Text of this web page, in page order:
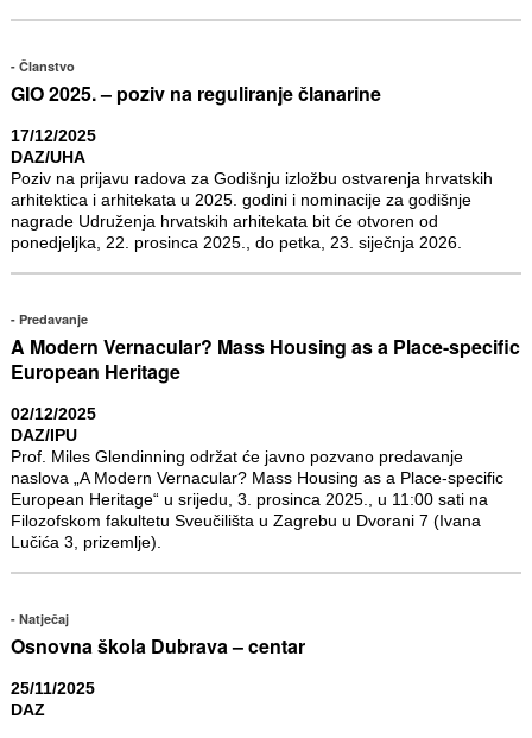
Članstvo
GIO 2025. – poziv na reguliranje članarine
17/12/2025
DAZ/UHA
Poziv na prijavu radova za Godišnju izložbu ostvarenja hrvatskih
arhitektica i arhitekata u 2025. godini i nominacije za godišnje
nagrade Udruženja hrvatskih arhitekata bit će otvoren od
ponedjeljka, 22. prosinca 2025., do petka, 23. siječnja 2026.
Predavanje
A Modern Vernacular? Mass Housing as a Place-specific
European Heritage
02/12/2025
DAZ/IPU
Prof. Miles Glendinning održat će javno pozvano predavanje
naslova „A Modern Vernacular? Mass Housing as a Place-specific
European Heritage“ u srijedu, 3. prosinca 2025., u 11:00 sati na
Filozofskom fakultetu Sveučilišta u Zagrebu u Dvorani 7 (Ivana
Lučića 3, prizemlje).
Natječaj
Osnovna škola Dubrava – centar
25/11/2025
DAZ